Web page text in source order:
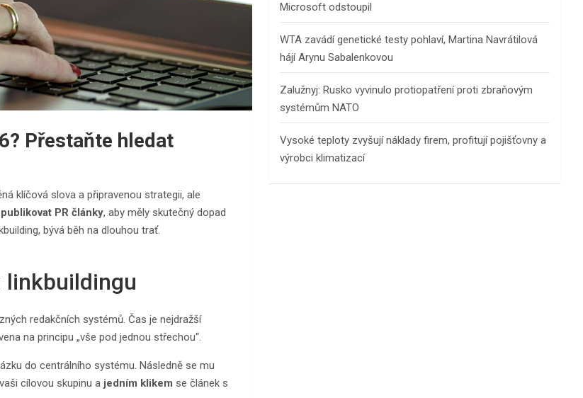
Přestaňte hledat
klíčová slova a připravenou strategii, ale
PR články, aby měly skutečný dopad
bývá běh na dlouhou trať.
linkbuildingu
redakčních systémů. Čas je nejdražší
na principu „vše pod jednou střechou“.
do centrálního systému. Následně se mu
cílovou skupinu a jedním klikem se článek s
Microsoft odstoupil
WTA zavádí genetické testy pohlaví, Martina Navrátilová
hájí Arynu Sabalenkovou
Zalužnyj: Rusko vyvinulo protiopatření proti zbraňovým
systémům NATO
Vysoké teploty zvyšují náklady firem, profitují pojišťovny a
výrobci klimatizací